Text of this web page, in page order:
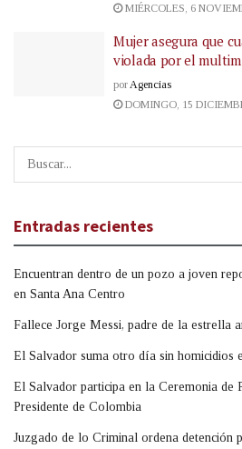
MIÉRCOLES, 6
Mujer asegura que
violada por el
por Agencias
DOMINGO, 15
Entradas recientes
Encuentran dentro de un pozo a joven
en Santa Ana Centro
Fallece Jorge Messi, padre de la estrella
El Salvador suma otro día sin homicidios
El Salvador participa en la Ceremonia de
Presidente de Colombia
Juzgado de lo Criminal ordena detención